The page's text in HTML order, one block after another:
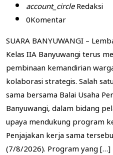
account_circleRedaksi
0Komentar
SUARA BANYUWANGI –
Kelas IIA Banyuwangi terus
pembinaan kemandirian
kolaborasi strategis. Salah
sama bersama Balai Usaha
Banyuwangi, dalam bidang
upaya mendukung program
Penjajakan kerja sama
(7/8/2026). Program yang […]